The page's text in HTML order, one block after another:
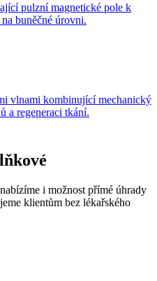
pulzní magnetické pole k
buněčné úrovni.
vlnami kombinující mechanický
a regeneraci tkání.
i možnost přímé úhrady
klientům bez lékařského